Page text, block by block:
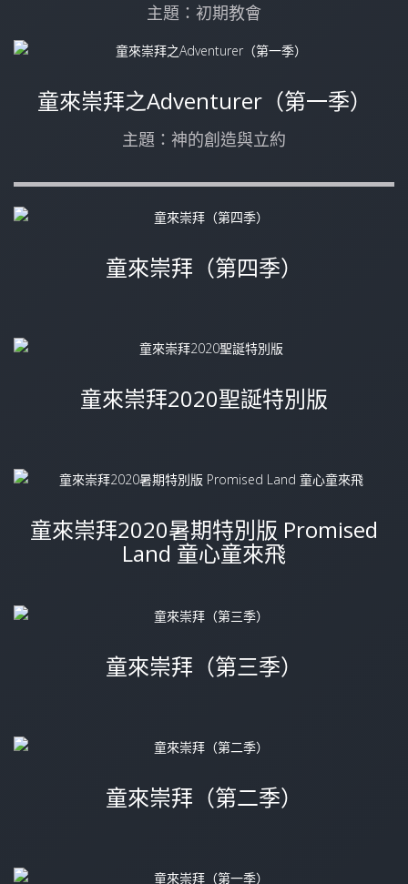
主題：初期教會
童來崇拜之Adventurer（第一季）
主題：神的創造與立約
童來崇拜（第四季）
童來崇拜2020聖誕特別版
童來崇拜2020暑期特別版 Promised
Land 童心童來飛
童來崇拜（第三季）
童來崇拜（第二季）